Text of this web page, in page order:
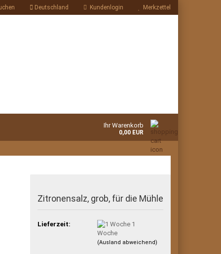
Deutschland Kundenlogin Merkzettel
Ihr Warenkorb
0,00 EUR
Zitronensalz, grob, für die Mühle
Lieferzeit:
1
Woche
(Ausland abweichend)